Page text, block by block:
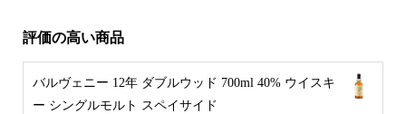
評価の高い商品
バルヴェニー 12年 ダブルウッド 700ml 40% ウイスキ
ー シングルモルト スペイサイド